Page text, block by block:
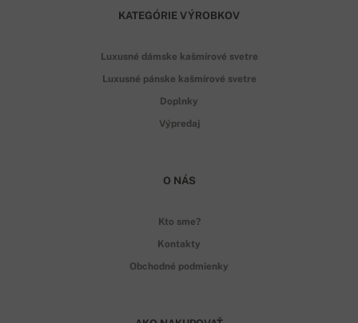
KATEGÓRIE VÝROBKOV
Luxusné dámske kašmírové svetre
Luxusné pánske kašmírové svetre
Doplnky
Výpredaj
O NÁS
Kto sme?
Kontakty
Obchodné podmienky